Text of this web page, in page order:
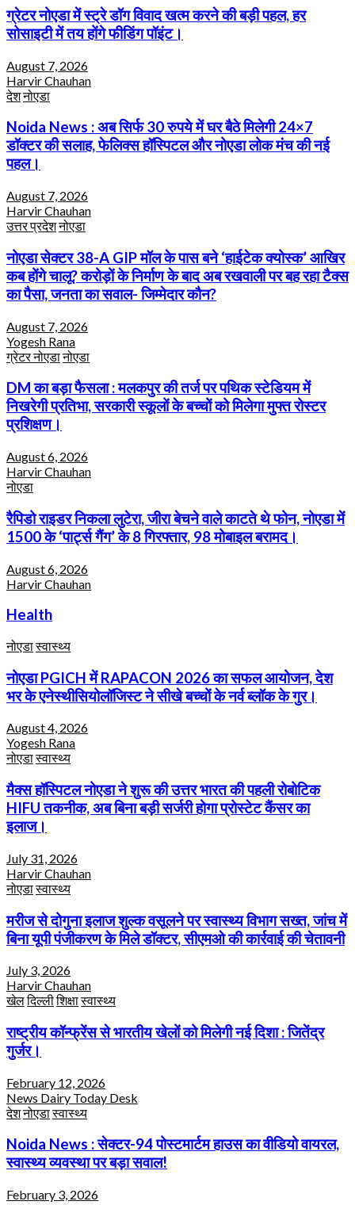
ग्रेटर नोएडा में स्ट्रे डॉग विवाद खत्म करने की बड़ी पहल, हर
सोसाइटी में तय होंगे फीडिंग पॉइंट।
August 7, 2026
Harvir Chauhan
देशनोएडा
Noida News : अब सिर्फ 30 रुपये में घर बैठे मिलेगी 24×7
डॉक्टर की सलाह, फेलिक्स हॉस्पिटल और नोएडा लोक मंच की नई
पहल।
August 7, 2026
Harvir Chauhan
उत्तर प्रदेशनोएडा
नोएडा सेक्टर 38-A GIP मॉल के पास बने ‘हाईटेक क्योस्क’ आखिर
कब होंगे चालू? करोड़ों के निर्माण के बाद अब रखवाली पर बह रहा टैक्स
का पैसा, जनता का सवाल- जिम्मेदार कौन?
August 7, 2026
Yogesh Rana
ग्रेटर नोएडानोएडा
DM का बड़ा फैसला : मलकपुर की तर्ज पर पथिक स्टेडियम में
निखरेगी प्रतिभा, सरकारी स्कूलों के बच्चों को मिलेगा मुफ्त रोस्टर
प्रशिक्षण।
August 6, 2026
Harvir Chauhan
नोएडा
रैपिडो राइडर निकला लुटेरा, जीरा बेचने वाले काटते थे फोन, नोएडा में
1500 के ‘पार्ट्स गैंग’ के 8 गिरफ्तार, 98 मोबाइल बरामद।
August 6, 2026
Harvir Chauhan
Health
नोएडास्वास्थ्य
नोएडा PGICH में RAPACON 2026 का सफल आयोजन, देश
भर के एनेस्थीसियोलॉजिस्ट ने सीखे बच्चों के नर्व ब्लॉक के गुर।
August 4, 2026
Yogesh Rana
नोएडास्वास्थ्य
मैक्स हॉस्पिटल नोएडा ने शुरू की उत्तर भारत की पहली रोबोटिक
HIFU तकनीक, अब बिना बड़ी सर्जरी होगा प्रोस्टेट कैंसर का
इलाज।
July 31, 2026
Harvir Chauhan
नोएडास्वास्थ्य
मरीज से दोगुना इलाज शुल्क वसूलने पर स्वास्थ्य विभाग सख्त, जांच में
बिना यूपी पंजीकरण के मिले डॉक्टर, सीएमओ की कार्रवाई की चेतावनी
July 3, 2026
Harvir Chauhan
खेलदिल्लीशिक्षास्वास्थ्य
राष्ट्रीय कॉन्फ्रेंस से भारतीय खेलों को मिलेगी नई दिशा : जितेंद्र
गुर्जर।
February 12, 2026
News Dairy Today Desk
देशनोएडास्वास्थ्य
Noida News : सेक्टर-94 पोस्टमार्टम हाउस का वीडियो वायरल,
स्वास्थ्य व्यवस्था पर बड़ा सवाल!
February 3, 2026